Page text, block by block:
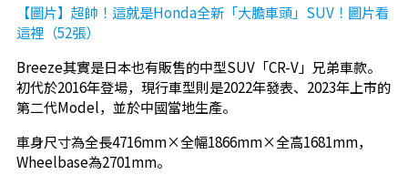
【圖片】超帥！這就是Honda全新「大膽車頭」SUV！圖片看
這裡（52張）
Breeze其實是日本也有販售的中型SUV「CR-V」兄弟車款。
初代於2016年登場，現行車型則是2022年發表、2023年上市的
第二代Model，並於中國當地生產。
車身尺寸為全長4716mm×全幅1866mm×全高1681mm，
Wheelbase為2701mm。